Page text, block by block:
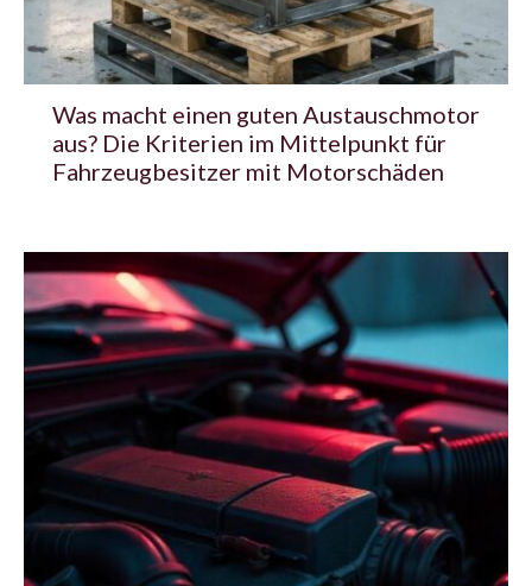
Was macht einen guten Austauschmotor
aus? Die Kriterien im Mittelpunkt für
Fahrzeugbesitzer mit Motorschäden